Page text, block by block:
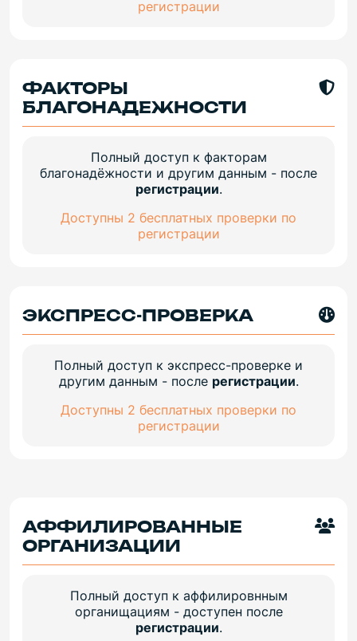
регистрации
ФАКТОРЫ
БЛАГОНАДЕЖНОСТИ
Полный доступ к факторам
благонадёжности и другим данным - после
регистрации.
Доступны 2 бесплатных проверки по
регистрации
ЭКСПРЕСС-ПРОВЕРКА
Полный доступ к экспресс-проверке и
другим данным - после регистрации.
Доступны 2 бесплатных проверки по
регистрации
АФФИЛИРОВАННЫЕ
ОРГАНИЗАЦИИ
Полный доступ к аффилировнным
органищациям - доступен после
регистрации.